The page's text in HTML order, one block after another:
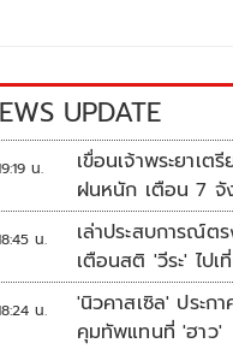
UPDATE
น.
เขื่อนเจ้าพระยาเต
ฝนหนัก เตือน 7 จั
ระดับน้ำสูงขึ้น
น.
เล่าประสบการณ์ต
เตือนสติ 'วีระ' ไป
ยอมรับธรรมชาติดิ
น.
'นิวคาสเซิล' ประก
คุมทัพแทนที่ 'ฮาว'